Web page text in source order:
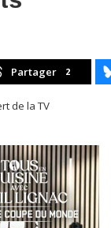
Partager 2
de la TV